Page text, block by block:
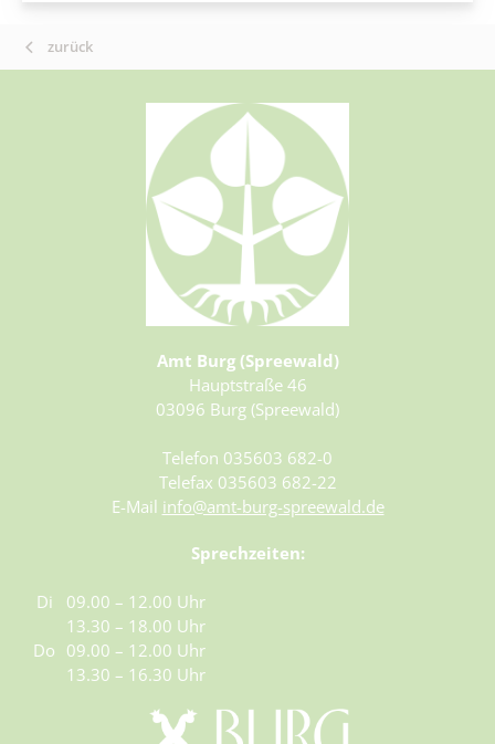
zurück
Amt Burg (Spreewald)
Hauptstraße 46
03096 Burg (Spreewald)
Telefon 035603 682-0
Telefax 035603 682-22
E-Mail info@amt-burg-spreewald.de
Sprechzeiten:
Di
09.00 – 12.00 Uhr
13.30 – 18.00 Uhr
Do 09.00 – 12.00 Uhr
13.30 – 16.30 Uhr